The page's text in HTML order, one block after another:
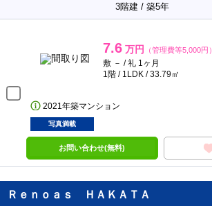
3階建 / 築5年
7.6 万円 （管理費等5,000円）
敷 － / 礼 1ヶ月
1階 / 1LDK / 33.79㎡
2021年築マンション
写真満載
お問い合わせ(無料)
Ｒｅｎｏａｓ ＨＡＫＡＴＡ